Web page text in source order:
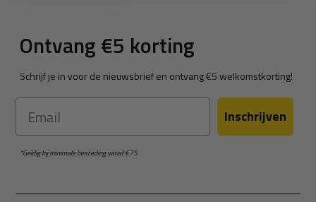
Ontvang €5 korting
Schrijf je in voor de nieuwsbrief en ontvang €5 welkomstkorting!
Email Inschrijven
*Geldig bij minimale besteding vanaf €75